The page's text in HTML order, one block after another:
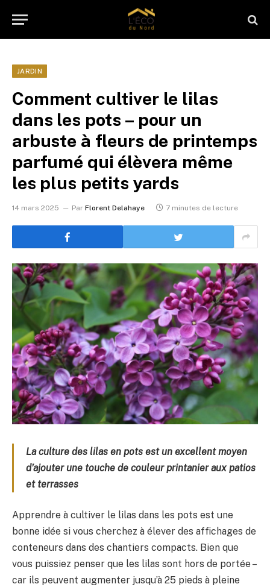
JARDIN
Comment cultiver le lilas
dans les pots – pour un
arbuste à fleurs de printemps
parfumé qui élèvera même
les plus petits yards
14 mars 2025 Par Florent Delahaye 7 minutes de lecture
La culture des lilas en pots est un excellent moyen
d’ajouter une touche de couleur printanier aux patios
et terrasses
Apprendre à cultiver le lilas dans les pots est une
bonne idée si vous cherchez à élever des affichages de
conteneurs dans des chantiers compacts. Bien que
vous puissiez penser que les lilas sont hors de portée –
car ils peuvent augmenter jusqu’à 25 pieds à pleine